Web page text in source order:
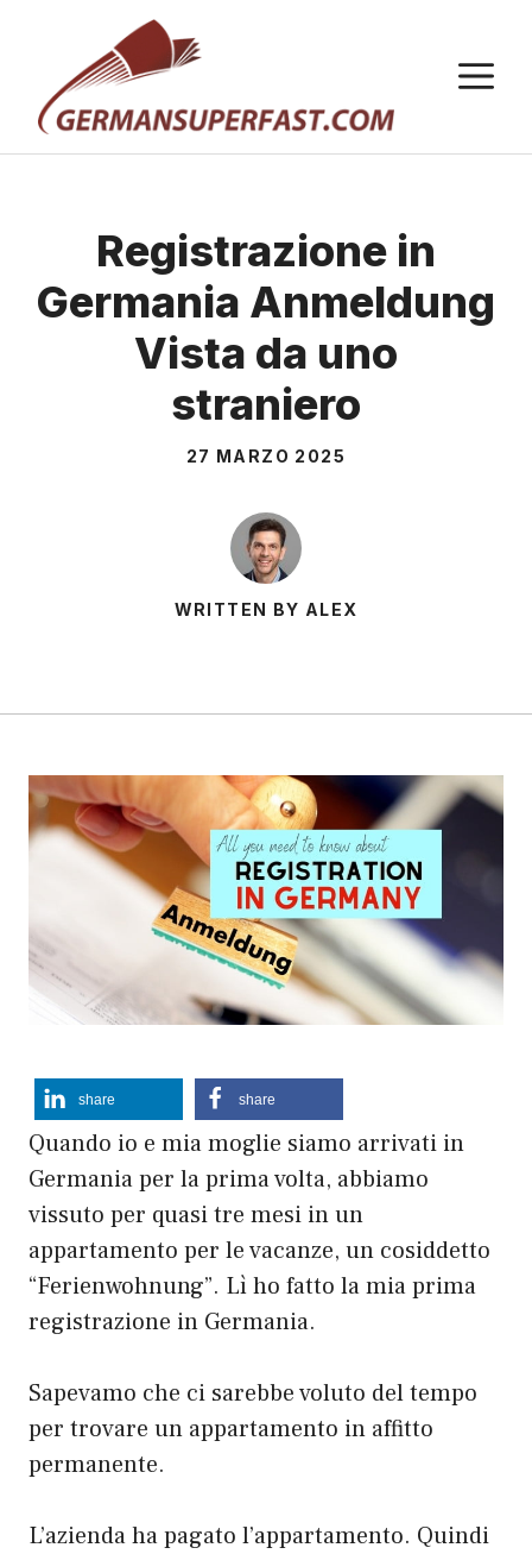
contenuto
Registrazione in
Germania Anmeldung
Vista da uno
straniero
27 MARZO 2025
WRITTEN BY ALEX
share share
Quando io e mia moglie siamo arrivati in
Germania per la prima volta, abbiamo
vissuto per quasi tre mesi in un
appartamento per le vacanze, un cosiddetto
“Ferienwohnung”. Lì ho fatto la mia prima
registrazione in Germania.
Sapevamo che ci sarebbe voluto del tempo
per trovare un appartamento in affitto
permanente.
L’azienda ha pagato l’appartamento. Quindi